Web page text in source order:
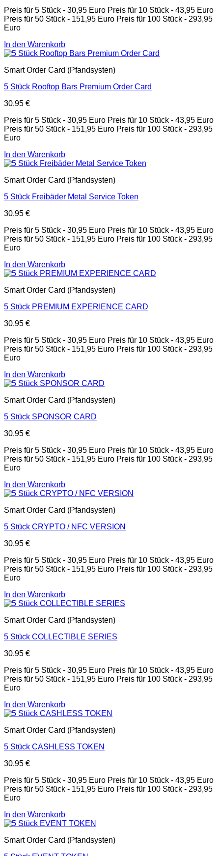
Preis für 5 Stück - 30,95 Euro Preis für 10 Stück - 43,95 Euro
Preis für 50 Stück - 151,95 Euro Preis für 100 Stück - 293,95
Euro
In den Warenkorb
Smart Order Card (Pfandsysten)
5 Stück Rooftop Bars Premium Order Card
30,95 €
Preis für 5 Stück - 30,95 Euro Preis für 10 Stück - 43,95 Euro
Preis für 50 Stück - 151,95 Euro Preis für 100 Stück - 293,95
Euro
In den Warenkorb
Smart Order Card (Pfandsysten)
5 Stück Freibäder Metal Service Token
30,95 €
Preis für 5 Stück - 30,95 Euro Preis für 10 Stück - 43,95 Euro
Preis für 50 Stück - 151,95 Euro Preis für 100 Stück - 293,95
Euro
In den Warenkorb
Smart Order Card (Pfandsysten)
5 Stück PREMIUM EXPERIENCE CARD
30,95 €
Preis für 5 Stück - 30,95 Euro Preis für 10 Stück - 43,95 Euro
Preis für 50 Stück - 151,95 Euro Preis für 100 Stück - 293,95
Euro
In den Warenkorb
Smart Order Card (Pfandsysten)
5 Stück SPONSOR CARD
30,95 €
Preis für 5 Stück - 30,95 Euro Preis für 10 Stück - 43,95 Euro
Preis für 50 Stück - 151,95 Euro Preis für 100 Stück - 293,95
Euro
In den Warenkorb
Smart Order Card (Pfandsysten)
5 Stück CRYPTO / NFC VERSION
30,95 €
Preis für 5 Stück - 30,95 Euro Preis für 10 Stück - 43,95 Euro
Preis für 50 Stück - 151,95 Euro Preis für 100 Stück - 293,95
Euro
In den Warenkorb
Smart Order Card (Pfandsysten)
5 Stück COLLECTIBLE SERIES
30,95 €
Preis für 5 Stück - 30,95 Euro Preis für 10 Stück - 43,95 Euro
Preis für 50 Stück - 151,95 Euro Preis für 100 Stück - 293,95
Euro
In den Warenkorb
Smart Order Card (Pfandsysten)
5 Stück CASHLESS TOKEN
30,95 €
Preis für 5 Stück - 30,95 Euro Preis für 10 Stück - 43,95 Euro
Preis für 50 Stück - 151,95 Euro Preis für 100 Stück - 293,95
Euro
In den Warenkorb
Smart Order Card (Pfandsysten)